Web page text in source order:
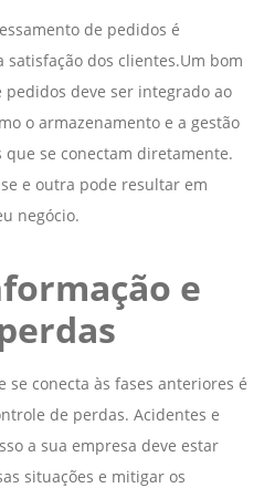
de pedidos é
dos clientes.Um bom
deve ser integrado ao
o armazenamento e a gestão
que se conectam diretamente.
e outra pode resultar em
negócio.
e
se conecta às fases anteriores é
de perdas. Acidentes e
a sua empresa deve estar
situações e mitigar os